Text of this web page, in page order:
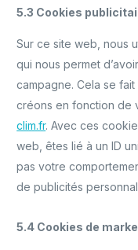
5.3 Cookies
Sur ce site web, nous
qui nous permet
campagne. Cela se
créons en fonction de
clim.fr. Avec ces
web, êtes lié à un ID
pas votre
de publicités
5.4 Cookies de